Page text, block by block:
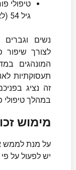
טיפולי
גיל 54 (לא כולל)
נשים וגברים
לצורך שיפור
המונהגים
תעסוקתיות
זה נציג
במהלך טיפולי
מימוש
על מנת לממש
יש לפעול על